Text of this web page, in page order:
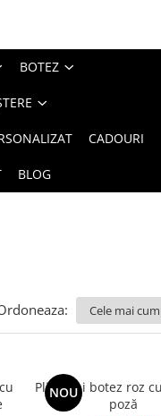
BOTEZ
CADOURI
BLOG
NOU
Plic bani botez roz
poză